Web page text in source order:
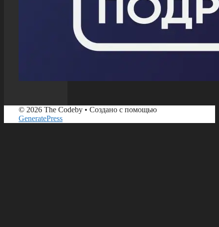
© 2026 The Codeby • Создано с помощью
GeneratePress